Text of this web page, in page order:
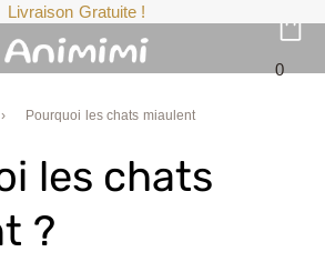
Livraison Gratuite !
0
› Pourquoi les chats miaulent
les chats
?